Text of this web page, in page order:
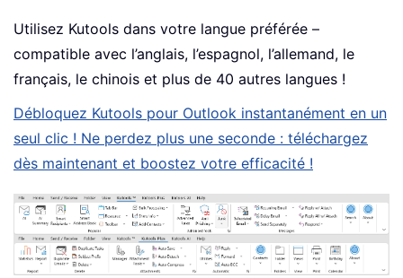
Utilisez Kutools dans votre langue préférée –
compatible avec l’anglais, l’espagnol, l’allemand, le
français, le chinois et plus de 40 autres langues !
Débloquez Kutools pour Outlook instantanément en un
seul clic ! Ne perdez plus une seconde : téléchargez
dès maintenant et boostez votre efficacité !